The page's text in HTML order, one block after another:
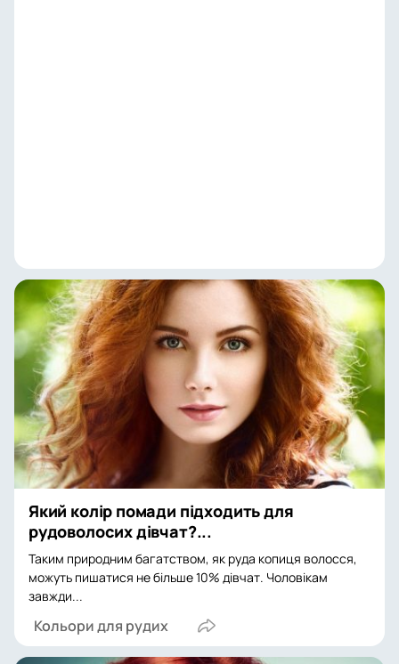
Який колір помади підходить для
рудоволосих дівчат?...
Таким природним багатством, як руда копиця волосся,
можуть пишатися не більше 10% дівчат. Чоловікам
завжди...
Кольори для рудих